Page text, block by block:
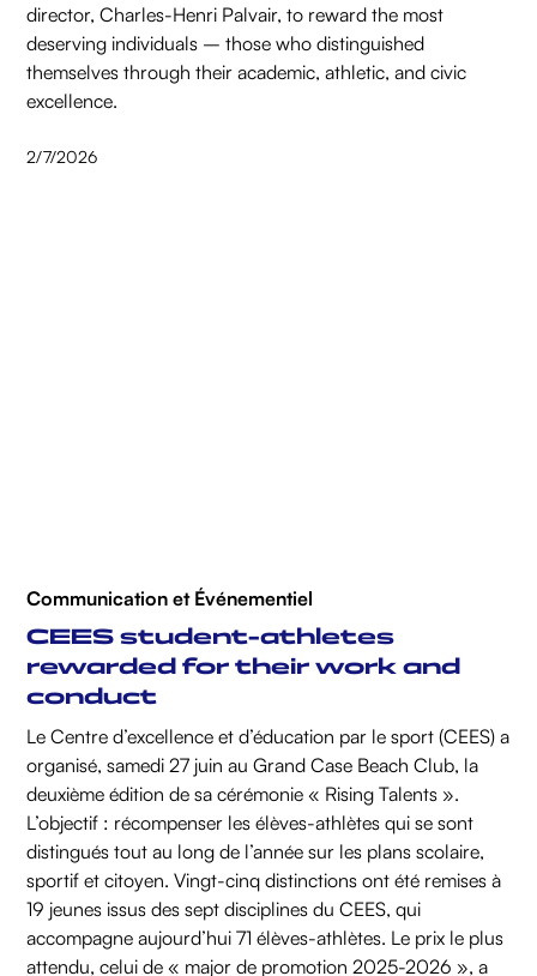
director, Charles-Henri Palvair, to reward the most
deserving individuals – those who distinguished
themselves through their academic, athletic, and civic
excellence.
2/7/2026
Communication et Événementiel
CEES student-athletes
rewarded for their work and
conduct
Le Centre d’excellence et d’éducation par le sport (CEES) a
organisé, samedi 27 juin au Grand Case Beach Club, la
deuxième édition de sa cérémonie « Rising Talents ».
L’objectif : récompenser les élèves-athlètes qui se sont
distingués tout au long de l’année sur les plans scolaire,
sportif et citoyen. Vingt-cinq distinctions ont été remises à
19 jeunes issus des sept disciplines du CEES, qui
accompagne aujourd’hui 71 élèves-athlètes. Le prix le plus
attendu, celui de « major de promotion 2025-2026 », a